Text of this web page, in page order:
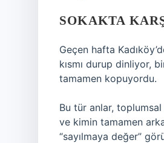
SOKAKTA
Geçen hafta
kısmı durup dinliyor,
tamamen kopuyordu.
Bu tür anlar,
ve kimin tamamen
“sayılmaya değer”